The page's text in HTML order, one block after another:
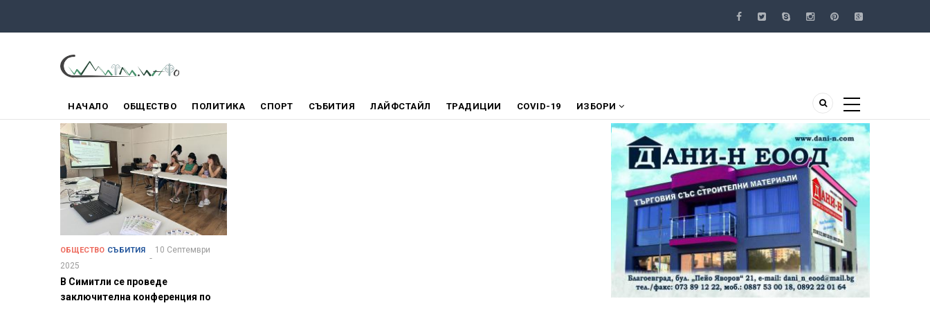
МЕНЮ
НАЧАЛО ОБЩЕСТВО ПОЛИТИКА СПОРТ СЪБИТИЯ ЛАЙФСТАЙЛ ТРАДИЦИИ COVID-19 ИЗБОРИ
ОБЩЕСТВО СЪБИТИЯ
10 Септември
2025
В Симитли се проведе
заключителна конференция по